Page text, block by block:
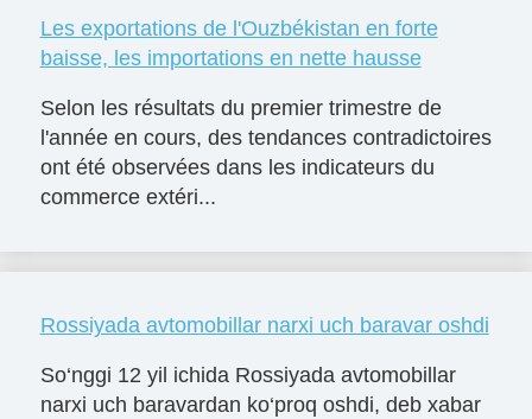
Les exportations de l'Ouzbékistan en forte
baisse, les importations en nette hausse
Selon les résultats du premier trimestre de
l'année en cours, des tendances contradictoires
ont été observées dans les indicateurs du
commerce extéri...
Rossiyada avtomobillar narxi uch baravar oshdi
So‘nggi 12 yil ichida Rossiyada avtomobillar
narxi uch baravardan ko‘proq oshdi, deb xabar